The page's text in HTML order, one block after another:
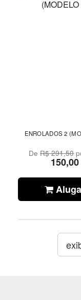
ENROLADOS 2
DeR$ 291,50
150,00